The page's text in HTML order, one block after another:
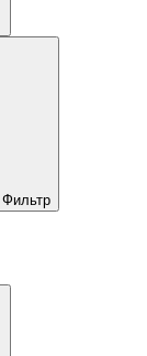
Фильтр